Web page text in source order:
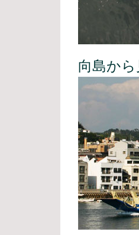
向島か